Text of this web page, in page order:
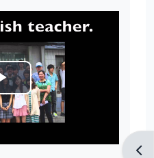
Lire
la